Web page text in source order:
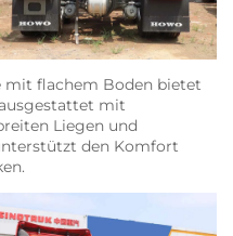
mit flachem Boden bietet
mit
Liegen und
den Komfort